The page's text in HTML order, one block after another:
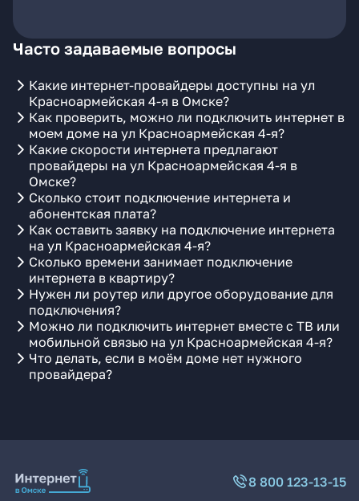
Часто задаваемые вопросы
Какие интернет-провайдеры доступны на ул
Красноармейская 4-я в Омске?
Как проверить, можно ли подключить интернет в
моем доме на ул Красноармейская 4-я?
Какие скорости интернета предлагают
провайдеры на ул Красноармейская 4-я в
Омске?
Сколько стоит подключение интернета и
абонентская плата?
Как оставить заявку на подключение интернета
на ул Красноармейская 4-я?
Сколько времени занимает подключение
интернета в квартиру?
Нужен ли роутер или другое оборудование для
подключения?
Можно ли подключить интернет вместе с ТВ или
мобильной связью на ул Красноармейская 4-я?
Что делать, если в моём доме нет нужного
провайдера?
8 800 123-13-15